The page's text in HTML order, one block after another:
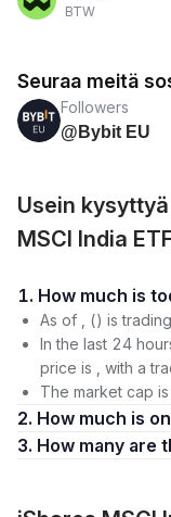
BTW
Seuraa meitä
Followers
@Bybit EU
Usein
MSCI India
1.
As of , () is
In the last 24
price is , with a
The market cap
2. How much is
3. How